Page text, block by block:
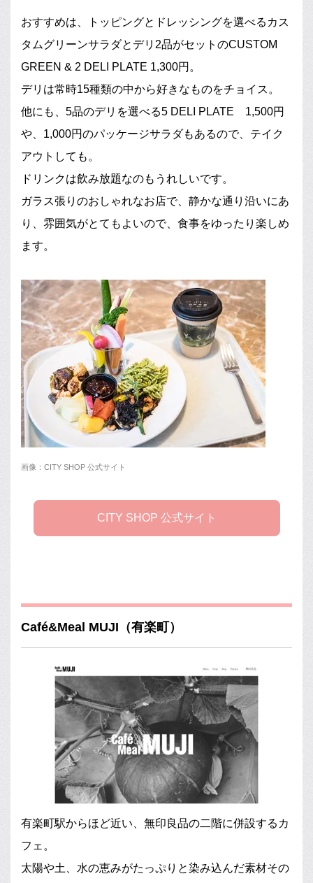
おすすめは、トッピングとドレッシングを選べるカス
タムグリーンサラダとデリ2品がセットのCUSTOM
GREEN & 2 DELI PLATE 1,300円。
デリは常時15種類の中から好きなものをチョイス。
他にも、5品のデリを選べる5 DELI PLATE 1,500円
や、1,000円のパッケージサラダもあるので、テイク
アウトしても。
ドリンクは飲み放題なのもうれしいです。
ガラス張りのおしゃれなお店で、静かな通り沿いにあ
り、雰囲気がとてもよいので、食事をゆったり楽しめ
ます。
画像：CITY SHOP 公式サイト
CITY SHOP 公式サイト
Café&Meal MUJI（有楽町）
有楽町駅からほど近い、無印良品の二階に併設するカ
フェ。
太陽や土、水の恵みがたっぷりと染み込んだ素材その